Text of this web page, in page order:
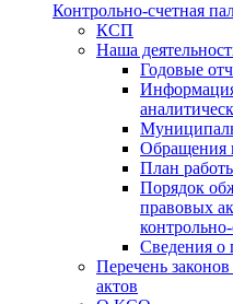
Контрольно-счетная
КСП
Наша
Годовые
Обращения
План
Порядок
правовых
Сведения о
Перечень
актов